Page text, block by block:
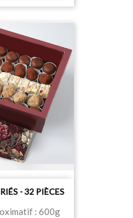
- 32 PIÈCES
: 600g